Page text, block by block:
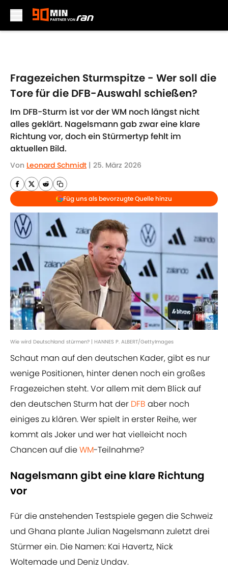
Fragezeichen Sturmspitze - Wer soll die
Tore für die DFB-Auswahl schießen?
Im DFB-Sturm ist vor der WM noch längst nicht
alles geklärt. Nagelsmann gab zwar eine klare
Richtung vor, doch ein Stürmertyp fehlt im
aktuellen Bild.
Von Leonard Schmidt | 25. März 2026
Füg uns als bevorzugte Quelle hinzu
Wie wird Deutschland stürmen? | HANNES P. ALBERT/GettyImages
Schaut man auf den deutschen Kader, gibt es nur
wenige Positionen, hinter denen noch ein großes
Fragezeichen steht. Vor allem mit dem Blick auf
den deutschen Sturm hat der DFB aber noch
einiges zu klären. Wer spielt in erster Reihe, wer
kommt als Joker und wer hat vielleicht noch
Chancen auf dieWM-Teilnahme?
Nagelsmann gibt eine klare Richtung
vor
Für die anstehenden Testspiele gegen die Schweiz
und Ghana plante Julian Nagelsmann zuletzt drei
Stürmer ein. Die Namen: Kai Havertz, Nick
Woltemade und Deniz Undav.